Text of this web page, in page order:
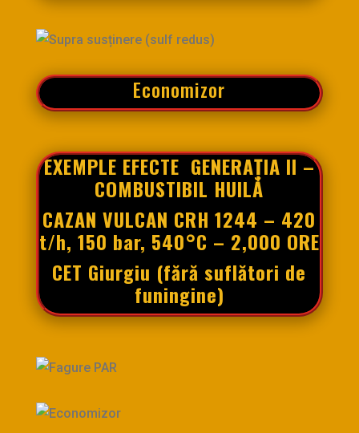
Economizor
EXEMPLE EFECTE GENERAȚIA II –
COMBUSTIBIL HUILĂ
CAZAN VULCAN CRH 1244 – 420
t/h, 150 bar, 540°C – 2,000 ORE
CET Giurgiu (fără suflători de
funingine)